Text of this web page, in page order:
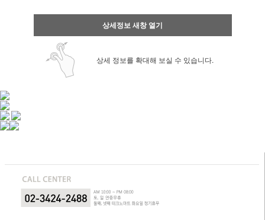
상세정보 새창 열기
상세 정보를 확대해 보실 수 있습니다.